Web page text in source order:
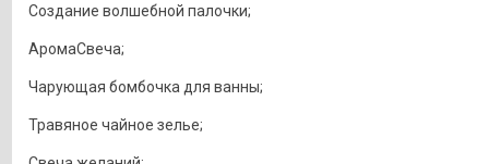
Создание волшебной палочки;
АромаСвеча;
Чарующая бомбочка для ванны;
Травяное чайное зелье;